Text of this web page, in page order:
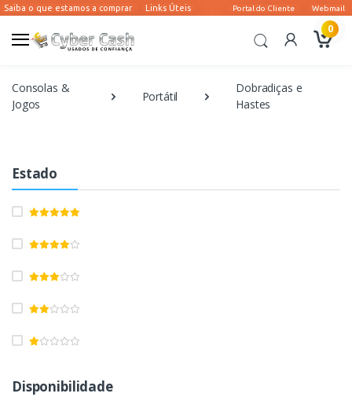
0
Consolas &
Jogos
Portátil
Dobradiças e
Hastes
Estado
Disponibilidade